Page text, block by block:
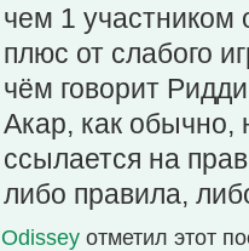
чем 1 участником
плюс от слабого
чём говорит
Акар, как обычно,
ссылается на
либо правила,
Odissey отметил этот